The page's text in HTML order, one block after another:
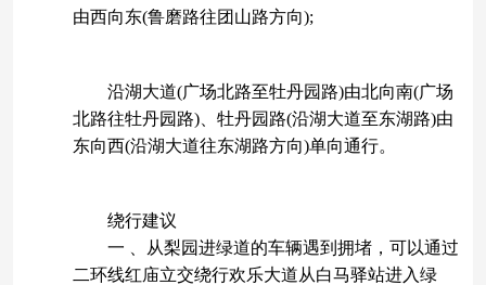
由西向东(鲁磨路往团山路方向);
沿湖大道(广场北路至牡丹园路)由北向南(广场
北路往牡丹园路)、牡丹园路(沿湖大道至东湖路)由
东向西(沿湖大道往东湖路方向)单向通行。
绕行建议
一 、从梨园进绿道的车辆遇到拥堵，可以通过
二环线红庙立交绕行欢乐大道从白马驿站进入绿